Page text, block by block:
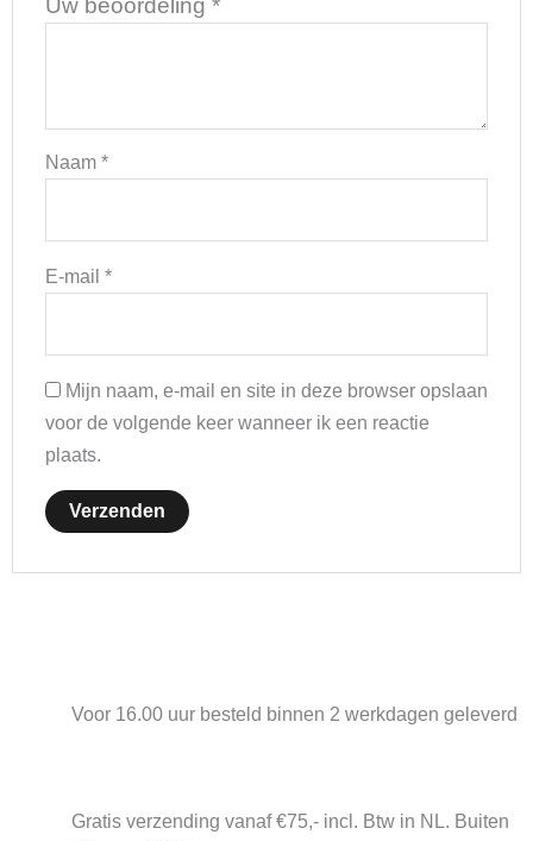
Uw beoordeling *
Naam *
E-mail *
Mijn naam, e-mail en site in deze browser opslaan
voor de volgende keer wanneer ik een reactie
plaats.
Voor 16.00 uur besteld binnen 2 werkdagen geleverd
Gratis verzending vanaf €75,- incl. Btw in NL. Buiten